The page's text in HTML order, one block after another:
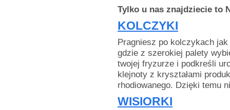
Tylko u nas znajdziecie to
KOLCZYKI
Pragniesz po kolczykach
gdzie z szerokiej palety
twojej fryzurze i podkreśli
klejnoty z kryształami
rhodiowanego. Dzięki temu
WISIORKI